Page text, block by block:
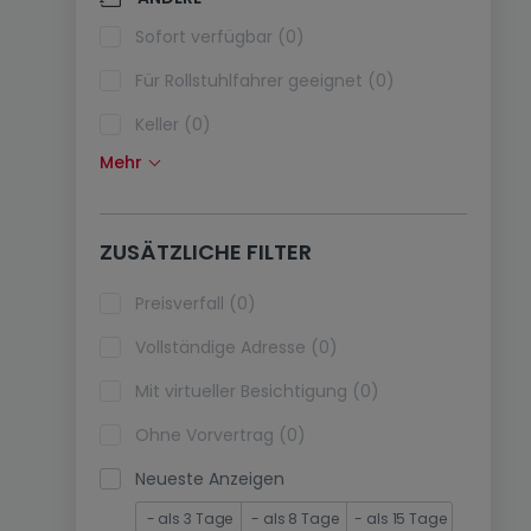
Klimaanlagen (0)
Glasfaser (0)
Sofort verfügbar (0)
Für Rollstuhlfahrer geeignet (0)
Keller (0)
Dachboden (0)
Fahrstuhl (0)
immobilienleibrente (0)
Ferienimmobilien (0)
Mehr
ZUSÄTZLICHE FILTER
Preisverfall (0)
Vollständige Adresse (0)
Mit virtueller Besichtigung (0)
Ohne Vorvertrag (0)
Neueste Anzeigen
- als 3 Tage - als 8 Tage - als 15 Tage